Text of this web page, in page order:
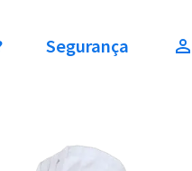
Segurança